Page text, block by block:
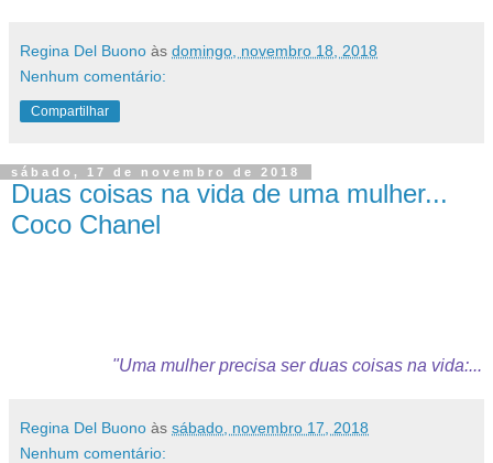
Regina Del Buono às domingo, novembro 18, 2018
Nenhum comentário:
Compartilhar
sábado, 17 de novembro de 2018
Duas coisas na vida de uma mulher...
Coco Chanel
"Uma mulher precisa ser duas coisas na vida:...
Regina Del Buono às sábado, novembro 17, 2018
Nenhum comentário: